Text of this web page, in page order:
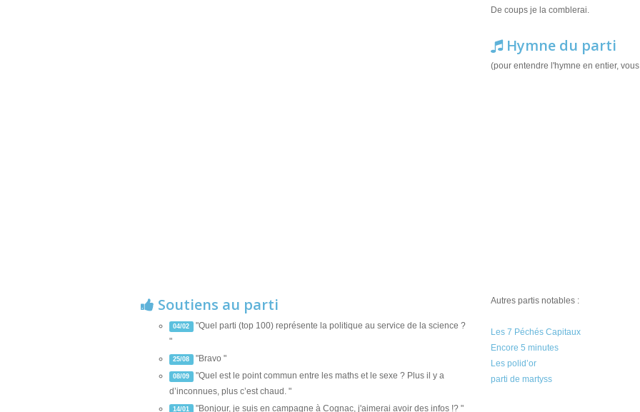
De coups je la comblerai.
Hymne du parti
(pour entendre l'hymne en entier,
Soutiens au parti
04/02 "Quel parti (top 100) représente la politique au service de la science ?
"
25/08 "Bravo "
08/09 "Quel est le point commun entre les maths et le sexe ? Plus il y a
d’inconnues, plus c’est chaud. "
14/01 "Bonjour, je suis en campagne à Cognac, j'aimerai avoir des infos !? "
Autres partis notables :
Les 7 Péchés Capitaux
Encore 5 minutes
Les polid’or
parti de martyss